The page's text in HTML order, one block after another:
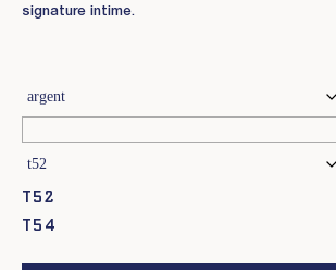
signature intime.
t52
t54